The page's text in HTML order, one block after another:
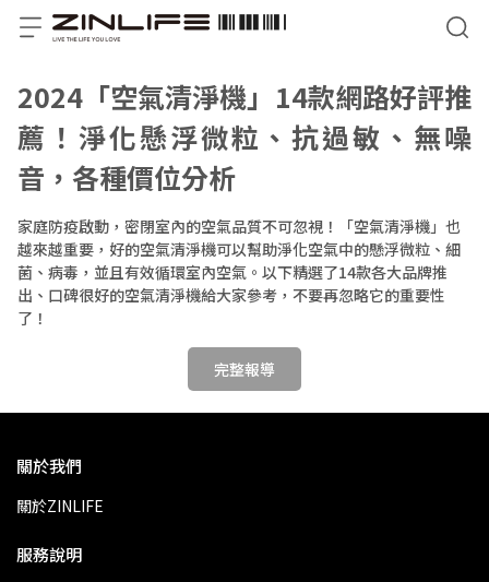
2024「空氣清淨機」14款網路好評推
薦！淨化懸浮微粒、抗過敏、無噪
音，各種價位分析
家庭防疫啟動，密閉室內的空氣品質不可忽視！「空氣清淨機」也
越來越重要，好的空氣清淨機可以幫助淨化空氣中的懸浮微粒、細
菌、病毒，並且有效循環室內空氣。以下精選了14款各大品牌推
出、口碑很好的空氣清淨機給大家參考，不要再忽略它的重要性
了！
完整報導
關於我們
關於ZINLIFE
服務說明